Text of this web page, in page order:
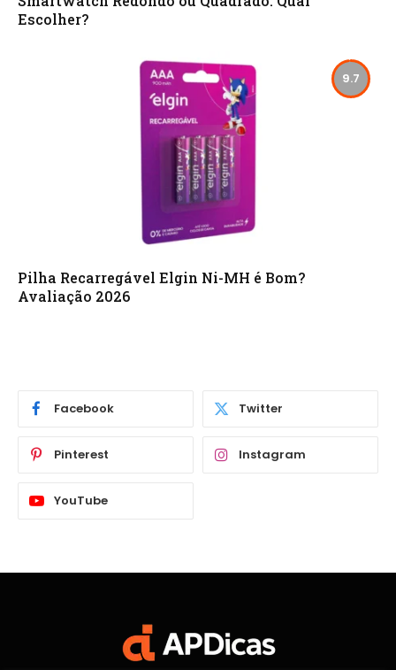
Escolher?
9.7
Pilha Recarregável Elgin Ni-MH é Bom?
Avaliação 2026
Facebook Twitter
Pinterest Instagram
YouTube